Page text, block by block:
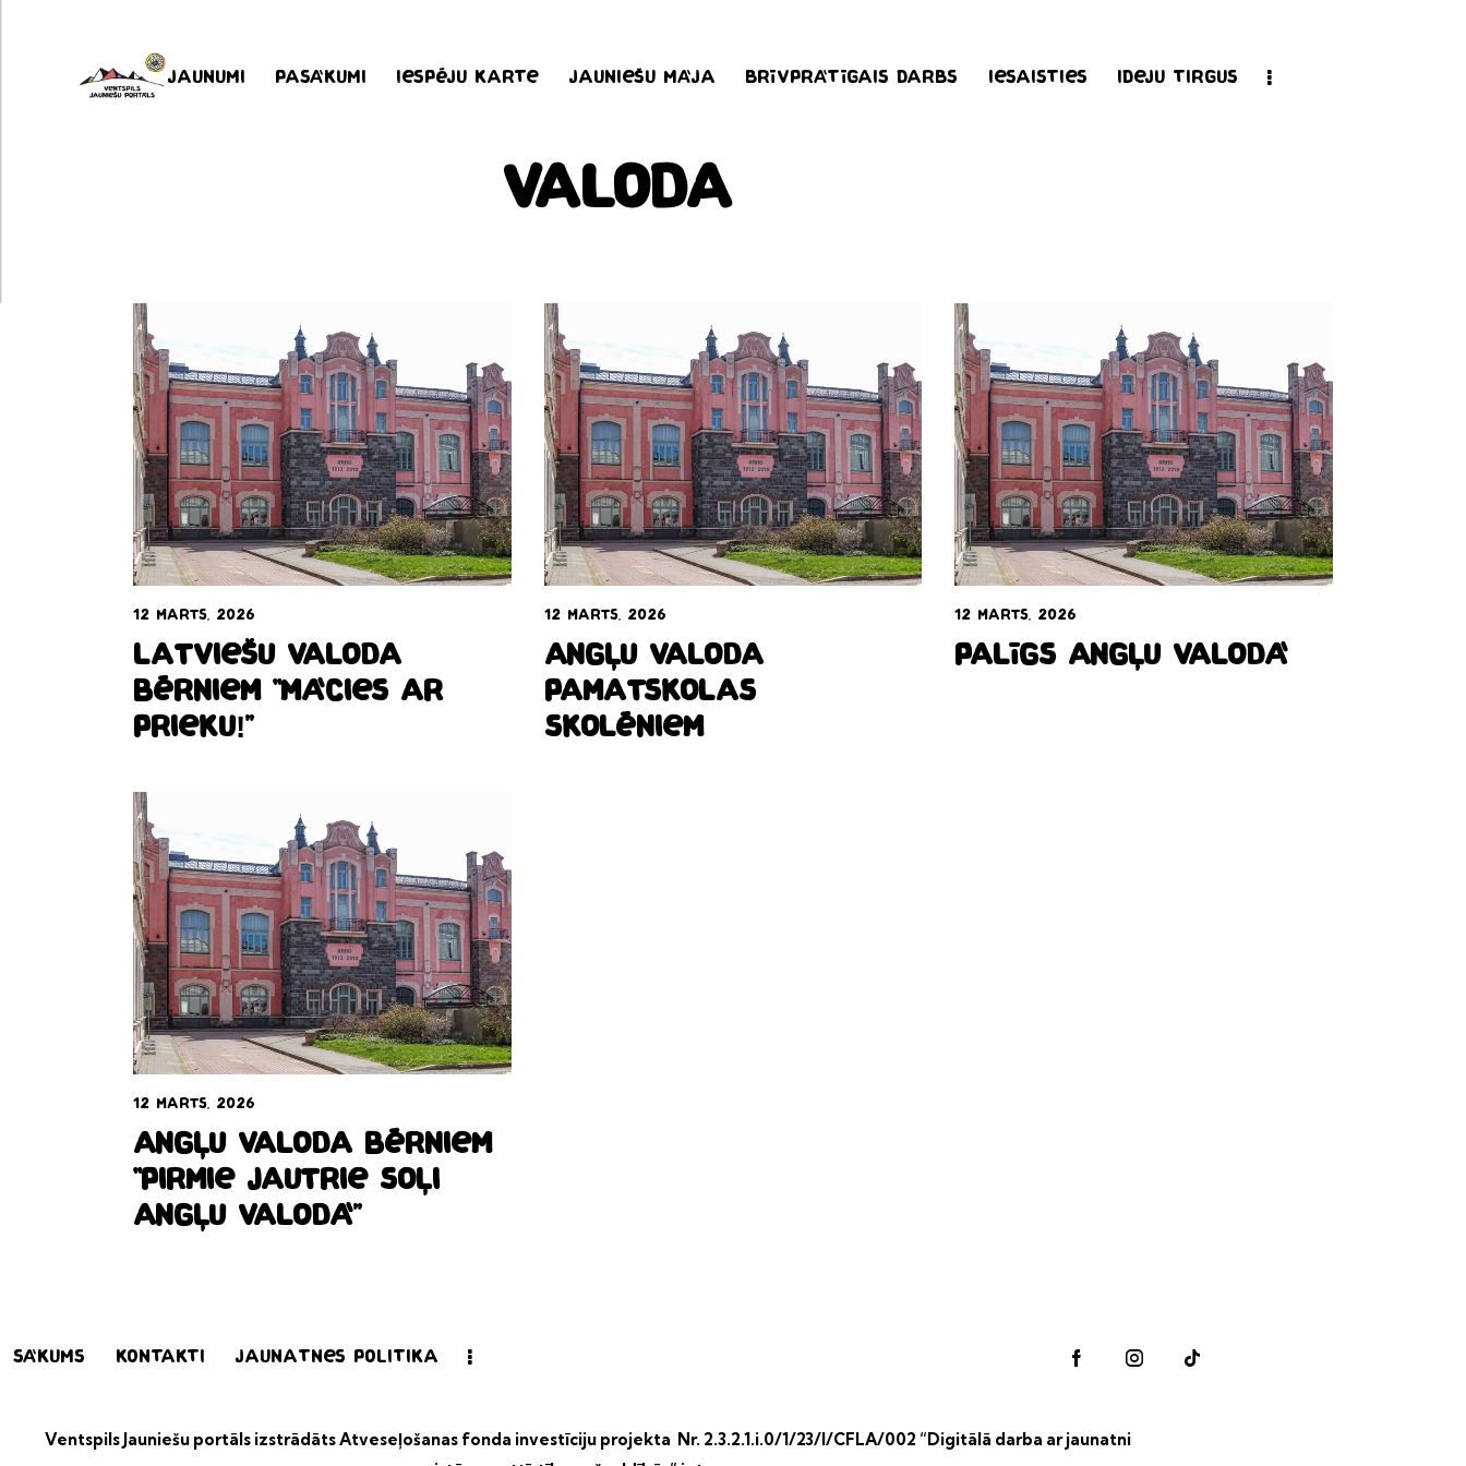
Jaunumi Pasākumi Iespēju karte Jauniešu māja Brīvprātīgais darbs Iesaisties Ideju tirgus
Valoda
12 marts, 2026
Latviešu valoda
bērniem “Mācies ar
prieku!”
12 marts, 2026
Angļu valoda
pamatskolas
skolēniem
12 marts, 2026
Palīgs angļu valodā
12 marts, 2026
Angļu valoda bērniem
“Pirmie jautrie soļi
angļu valodā”
Sākums Kontakti Jaunatnes politika
Ventspils Jauniešu portāls izstrādātsAtveseļošanas fonda investīciju projekta Nr. 2.3.2.1.i.0/1/23/I/CFLA/002 “Digitālā darba ar jaunatni